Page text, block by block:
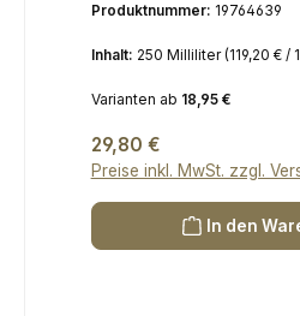
Produktnummer: 19764639
Inhalt: 250 Milliliter(119,20 € /
Varianten ab 18,95 €
Regulärer Preis:
29,80 €
Preise inkl. MwSt. zzgl.
In den